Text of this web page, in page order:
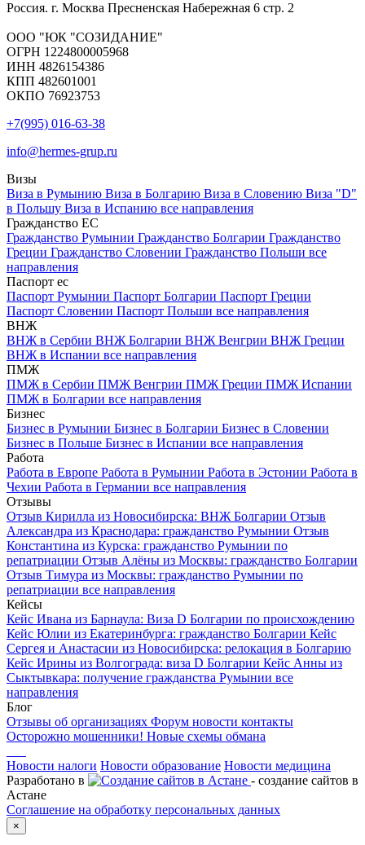
Россия. г. Москва Пресненская Набережная 6 стр. 2
ООО "ЮК "СОЗИДАНИЕ"
ОГРН 1224800005968
ИНН 4826154386
КПП 482601001
ОКПО 76923753
+7(995) 016-63-38
info@hermes-grup.ru
Визы
Виза в Румынию Виза в Болгарию Виза в Словению Виза "D"
в Польшу Виза в Испанию все направления
Гражданство ЕС
Гражданство Румынии Гражданство Болгарии Гражданство
Греции Гражданство Словении Гражданство Польши все
направления
Паспорт ес
Паспорт Румынии Паспорт Болгарии Паспорт Греции
Паспорт Словении Паспорт Польши все направления
ВНЖ
ВНЖ в Сербии ВНЖ Болгарии ВНЖ Венгрии ВНЖ Греции
ВНЖ в Испании все направления
ПМЖ
ПМЖ в Сербии ПМЖ Венгрии ПМЖ Греции ПМЖ Испании
ПМЖ в Болгарии все направления
Бизнес
Бизнес в Румынии Бизнес в Болгарии Бизнес в Словении
Бизнес в Польше Бизнес в Испании все направления
Работа
Работа в Европе Работа в Румынии Работа в Эстонии Работа в
Чехии Работа в Германии все направления
Отзывы
Отзыв Кирилла из Новосибирска: ВНЖ Болгарии Отзыв
Александра из Краснодара: гражданство Румынии Отзыв
Константина из Курска: гражданство Румынии по
репатриации Отзыв Алёны из Москвы: гражданство Болгарии
Отзыв Тимура из Москвы: гражданство Румынии по
репатриации все направления
Кейсы
Кейс Ивана из Барнаула: Виза D Болгарии по происхождению
Кейс Юлии из Екатеринбурга: гражданство Болгарии Кейс
Сергея и Анастасии из Новосибирска: релокация в Болгарию
Кейс Ирины из Волгограда: виза D Болгарии Кейс Анны из
Сыктывкара: получение гражданства Румынии все
направления
Блог
Отзывы об организациях Форум новости контакты
Осторожно мошенники! Новые схемы обмана
Новости налоги Новости образование Новости медицина
Разработано в
- создание сайтов в
Астане
Соглашение на обработку персональных данных
×